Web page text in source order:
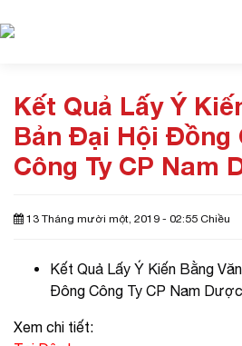
Kết Quả Lấy Ý
Bản Đại Hội Đồng
Công Ty CP Nam
13 Tháng mười một, 2019 - 02:55 Chiều
Kết Quả Lấy Ý Kiến Bằng
Đông Công Ty CP Nam
Xem chi tiết: